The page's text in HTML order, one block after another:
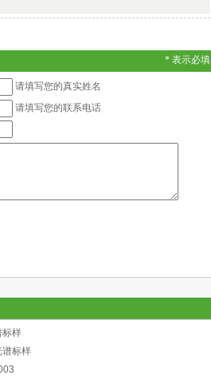
* 表示必填
请填写您的真实姓名
请填写您的联系电话
标样
谱标样